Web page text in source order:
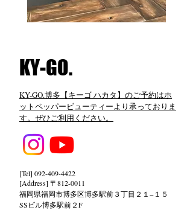
​KY-GO.
KY-GO.博多【キーゴ ハカタ】のご予約はホ
ットペッパービューティーより承っておりま
す。ぜひご利用ください。
[Tel] 092-409-4422
[Address] 〒812-0011
福岡県福岡市博多区博多駅前３丁目２１−１５
SSビル博多駅前２F